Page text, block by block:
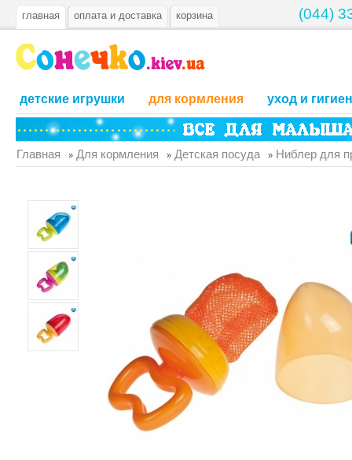
(044)
главная оплата и доставка корзина
детские игрушки для кормления уход и
Главная » Для кормления » Детская посуда » Ниблер для